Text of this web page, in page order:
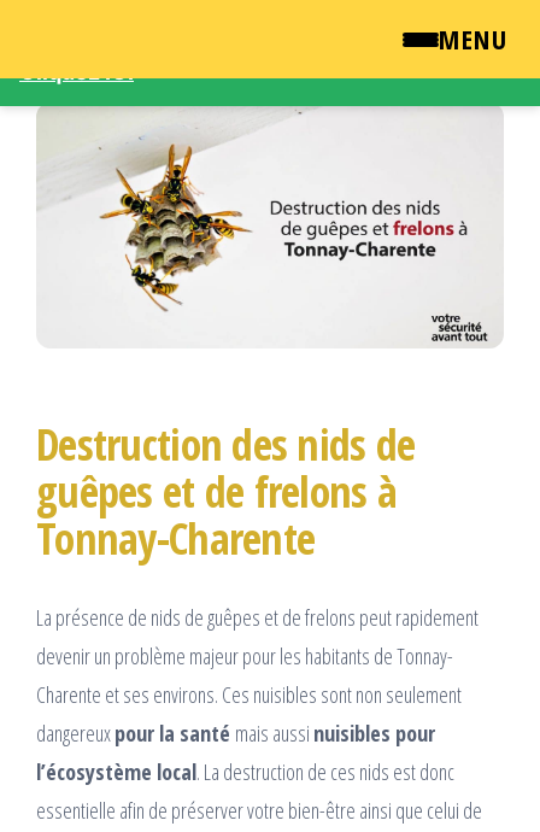
MENU
QUI SOMMES NOUS ?
NEWSROOM
Passer
contenu
Destruction des nids de
guêpes et de frelons à
Tonnay-Charente
La présence de nids de guêpes et de frelons peut rapidement
devenir un problème majeur pour les habitants de Tonnay-
Charente et ses environs. Ces nuisibles sont non seulement
dangereuxpour la santé mais aussi nuisibles pour
l’écosystème local. La destruction de ces nids est donc
essentielle afin de préserver votre bien-être ainsi que celui de
Une demande d'intervention – Une question ?